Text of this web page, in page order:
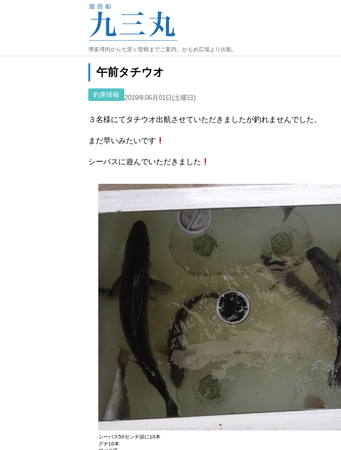
博多湾内から七里ヶ曽根までご案内。かもめ広場より出船。
午前タチウオ
釣果情報 2019年06月01日(土曜日)
３名様にてタチウオ出航させていただきましたが釣れませんでした。
まだ早いみたいです
シーバスに遊んでいただきました
シーバス50センチ頭に10本
グチ10本